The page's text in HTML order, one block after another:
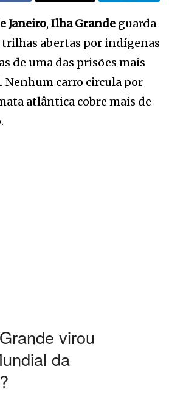
Janeiro, Ilha Grande guarda
trilhas abertas por indígenas
de uma das prisões mais
. Nenhum carro circula por
atlântica cobre mais de
virou
da